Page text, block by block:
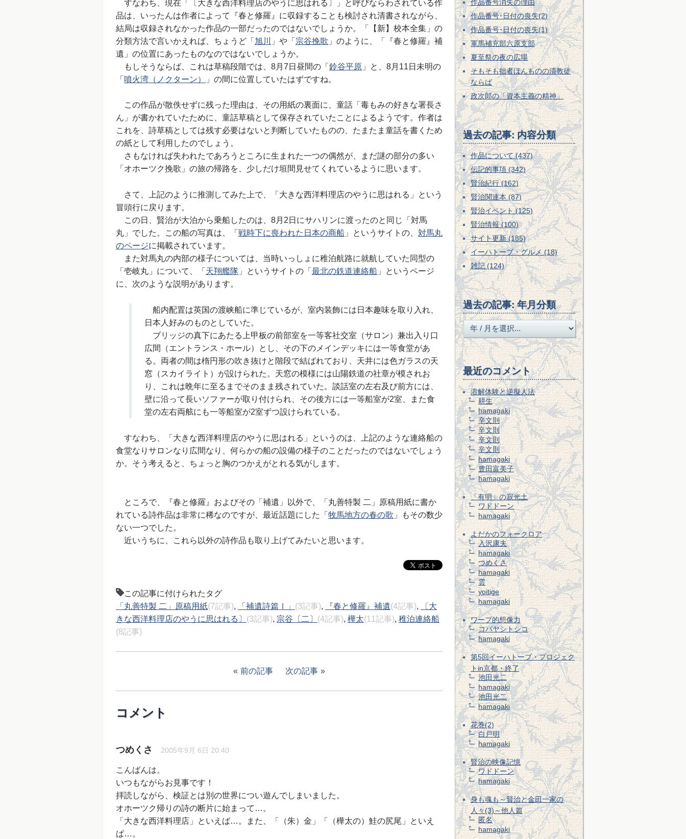
すなわち、現在「〔大きな西洋料理店のやうに思はれる〕」と呼びならわされている作
品は、いったんは作者によって『春と修羅』に収録することも検討され清書されながら、
結局は収録されなかった作品の一部だったのではないでしょうか。「【新】校本全集」の
分類方法で言いかえれば、ちょうど「 旭川 」や「 宗谷挽歌 」のように、「『春と修羅』補
遺」の位置にあったものなのではないでしょうか。
もしそうならば、これは草稿段階では、8月7日昼間の「 鈴谷平原 」と、8月11日未明の
「 噴火湾（ノクターン） 」の間に位置していたはずですね。
この作品が散佚せずに残った理由は、その用紙の裏面に、童話「毒もみの好きな署長さ
ん」が書かれていたために、童話草稿として保存されていたことによるようです。作者は
これを、詩草稿としては残す必要はないと判断していたものの、たまたま童話を書くため
の紙として利用したのでしょう。
さもなければ失われたであろうところに生まれた一つの偶然が、まだ謎の部分の多い
「オホーツク挽歌」の旅の帰路を、少しだけ垣間見せてくれているように思います。
さて、上記のように推測してみた上で、「大きな西洋料理店のやうに思はれる」という
冒頭行に戻ります。
この日、賢治が大泊から乗船したのは、8月2日にサハリンに渡ったのと同じ「対馬
丸」でした。この船の写真は、「 戦時下に喪われた日本の商船 」というサイトの、 対馬丸
のページに掲載されています。
また対馬丸の内部の様子については、当時いっしょに稚泊航路に就航していた同型の
「壱岐丸」について、「 天翔艦隊 」というサイトの「 最北の鉄道連絡船 」というページ
に、次のような説明があります。
船内配置は英国の渡峡船に準じているが、室内装飾には日本趣味を取り入れ、
日本人好みのものとしていた。
ブリッジの真下にあたる上甲板の前部室を一等客社交室（サロン）兼出入り口
広間（エントランス・ホール）とし、その下のメインデッキには一等食堂があ
る。両者の間は楕円形の吹き抜けと階段で結ばれており、天井には色ガラスの天
窓（スカイライト）が設けられた。天窓の模様には山陽鉄道の社章が模されお
り、これは晩年に至るまでそのまま残されていた。談話室の左右及び前方には、
壁に沿って長いソファーが取り付けられ、その後方には一等船室が2室、また食
堂の左右両舷にも一等船室が2室ずつ設けられている。
すなわち、「大きな西洋料理店のやうに思はれる」というのは、上記のような連絡船の
食堂なりサロンなり広間なり、何らかの船の設備の様子のことだったのではないでしょう
か。そう考えると、ちょっと胸のつかえがとれる気がします。
ところで、『春と修羅』およびその「補遺」以外で、「丸善特製 二」原稿用紙に書か
れている詩作品は非常に稀なのですが、最近話題にした「 牧馬地方の春の歌 」もその数少
ない一つでした。
近いうちに、これら以外の詩作品も取り上げてみたいと思います。
この記事に付けられたタグ
「丸善特製 二」原稿用紙(7記事), 「補遺詩篇Ⅰ」 (3記事), 『春と修羅』補遺(4記事),
〔大
きな西洋料理店のやうに思はれる〕 (3記事), 宗谷〔二〕 (4記事), 樺太(11記事), 稚泊連絡船
(8記事)
前の記事 次の記事
コメント
つめくさ 2005年9月 6日 20:40
こんばんは。
いつもながらお見事です！
拝読しながら、検証とは別の世界につい遊んでしまいました。
オホーツク帰りの詩の断片に始まって…。
「大きな西洋料理店」といえば…。また、「（朱）金」「（樺太の）鮭の尻尾」といえ
ば…。
作品番号消失の理由
作品番号･日付の喪失(2)
作品番号･日付の喪失(1)
軍馬補充部六原支部
夏至祭の夜の広場
そもそも拙者ほんものの清教徒
ならば
政次郎の「資本主義の精神」
過去の記事: 内容分類
作品について (437)
伝記的事項 (342)
賢治紀行 (162)
賢治関連本 (87)
賢治イベント (125)
賢治情報 (100)
サイト更新 (185)
イーハトーブ・グルメ (18)
雑記 (124)
過去の記事: 年月分類
最近のコメント
溶解体験と逆擬人法
耕生
hamagaki
辛文則
辛文則
辛文則
辛文則
hamagaki
豊田富美子
hamagaki
「有明」の寂光土
ワドドーン
hamagaki
よだかのフォークロア
入沢康夫
hamagaki
つめくさ
hamagaki
雲
yoitige
hamagaki
ワープ的想像力
コバヤシトシコ
hamagaki
第5回イーハトーブ・プロジェク
トin京都・終了
池田光二
hamagaki
池田光二
hamagaki
花巻(2)
白戸明
hamagaki
賢治の映像記憶
ワドドーン
hamagaki
身も魂も～賢治と金田一家の
人々(3)～他人篇
匿名
hamagaki